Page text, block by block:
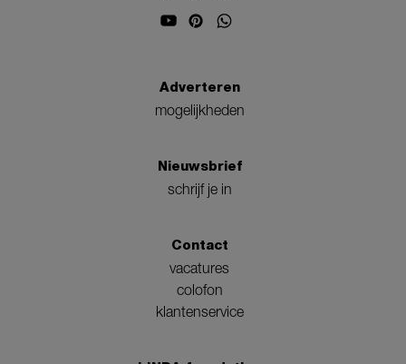
Adverteren
mogelijkheden
Nieuwsbrief
schrijf je in
Contact
vacatures
colofon
klantenservice